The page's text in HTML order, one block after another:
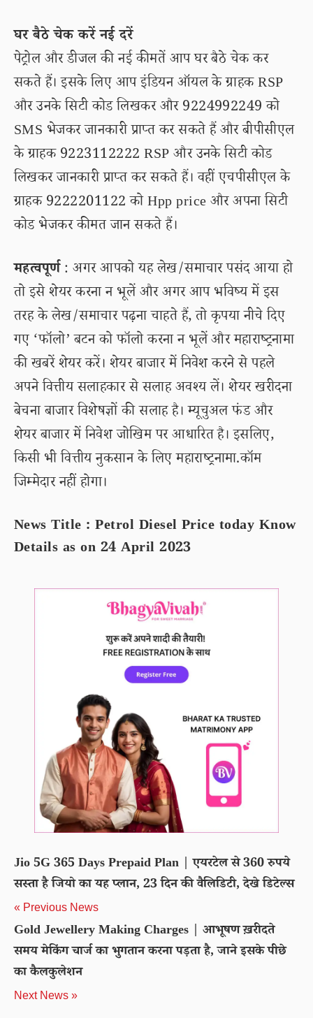
घर बैठे चेक करें नई दरें
पेट्रोल और डीजल की नई कीमतें आप घर बैठे चेक कर
सकते हैं। इसके लिए आप इंडियन ऑयल के ग्राहक RSP
और उनके सिटी कोड लिखकर और 9224992249 को
SMS भेजकर जानकारी प्राप्त कर सकते हैं और बीपीसीएल
के ग्राहक 9223112222 RSP और उनके सिटी कोड
लिखकर जानकारी प्राप्त कर सकते हैं। वहीं एचपीसीएल के
ग्राहक 9222201122 को Hpp price और अपना सिटी
कोड भेजकर कीमत जान सकते हैं।
महत्वपूर्ण: अगर आपको यह लेख/समाचार पसंद आया हो
तो इसे शेयर करना न भूलें और अगर आप भविष्य में इस
तरह के लेख/समाचार पढ़ना चाहते हैं, तो कृपया नीचे दिए
गए ‘फॉलो’ बटन को फॉलो करना न भूलें और महाराष्ट्रनामा
की खबरें शेयर करें। शेयर बाजार में निवेश करने से पहले
अपने वित्तीय सलाहकार से सलाह अवश्य लें। शेयर खरीदना
बेचना बाजार विशेषज्ञों की सलाह है। म्यूचुअल फंड और
शेयर बाजार में निवेश जोखिम पर आधारित है। इसलिए,
किसी भी वित्तीय नुकसान के लिए महाराष्ट्रनामा.कॉम
जिम्मेदार नहीं होगा।
News Title : Petrol Diesel Price today Know
Details as on 24 April 2023
Jio 5G 365 Days Prepaid Plan | एयरटेल से 360 रुपये
सस्ता है जियो का यह प्लान, 23 दिन की वैलिडिटी, देखे डिटेल्स
« Previous News
Gold Jewellery Making Charges | आभूषण ख़रीदते
समय मेकिंग चार्ज का भुगतान करना पड़ता है, जाने इसके पीछे
का कैलकुलेशन
Next News »